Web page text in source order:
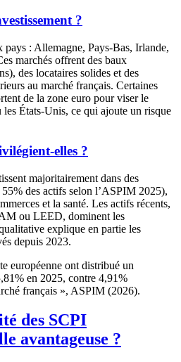
?
pays : Allemagne, Pays-Bas, Irlande,
marchés offrent des baux
des locataires solides et des
au marché français. Certaines
de la zone euro pour viser le
États-Unis, ce qui ajoute un risque
elles ?
majoritairement dans des
des actifs selon l’ASPIM 2025),
et la santé. Les actifs récents,
ou LEED, dominent les
explique en partie les
depuis 2023.
européenne ont distribué un
en 2025, contre 4,91%
français », ASPIM (2026).
des SCPI
avantageuse ?